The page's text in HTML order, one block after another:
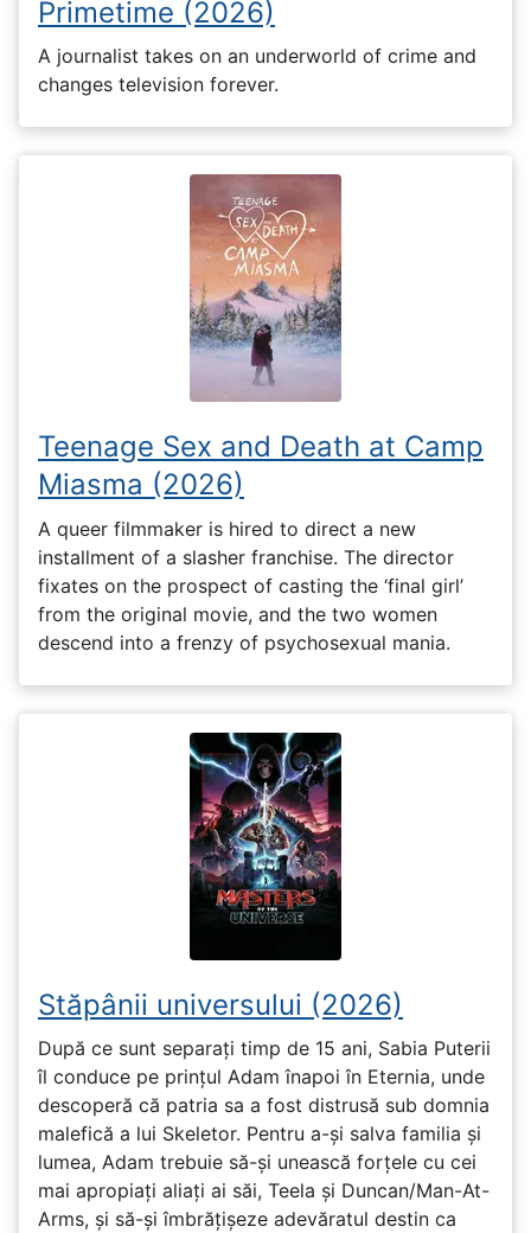
Primetime (2026)
A journalist takes on an underworld of crime and
changes television forever.
Teenage Sex and Death at Camp
Miasma (2026)
A queer filmmaker is hired to direct a new
installment of a slasher franchise. The director
fixates on the prospect of casting the ‘final girl’
from the original movie, and the two women
descend into a frenzy of psychosexual mania.
Stăpânii universului (2026)
După ce sunt separați timp de 15 ani, Sabia Puterii
îl conduce pe prințul Adam înapoi în Eternia, unde
descoperă că patria sa a fost distrusă sub domnia
malefică a lui Skeletor. Pentru a-și salva familia și
lumea, Adam trebuie să-și unească forțele cu cei
mai apropiați aliați ai săi, Teela și Duncan/Man-At-
Arms, și să-și îmbrățișeze adevăratul destin ca